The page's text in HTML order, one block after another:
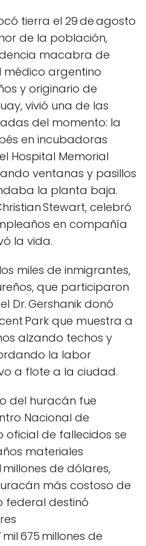
tierra el 29 de agosto
de la población,
macabra de
médico argentino
y originario de
vivió una de las
del momento: la
en incubadoras
Hospital Memorial
ventanas y pasillos
la planta baja.
Stewart, celebró
en compañía
la vida.
miles de inmigrantes,
que participaron
Dr. Gershanik donó
Park que muestra a
alzando techos y
la labor
a flote a la ciudad.
del huracán fue
Nacional de
oficial de fallecidos se
materiales
millones de dólares,
más costoso de
federal destinó
675 millones de